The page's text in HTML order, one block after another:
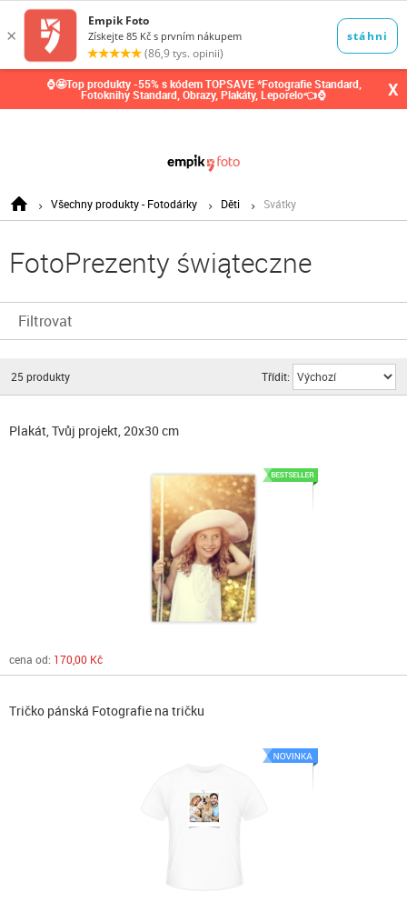
⌚🤩Top produkty -55% s kódem TOPSAVE *Fotografie Standard,
Fotoknihy Standard, Obrazy, Plakáty, Leporelo👈⌚ X
Všechny produkty - Fotodárky Děti Svátky
FotoPrezenty świąteczne
Filtrovat
25 produkty Třídit:
Plakát, Tvůj projekt, 20x30 cm
cena od: 170,00 Kč
Tričko pánská Fotografie na tričku